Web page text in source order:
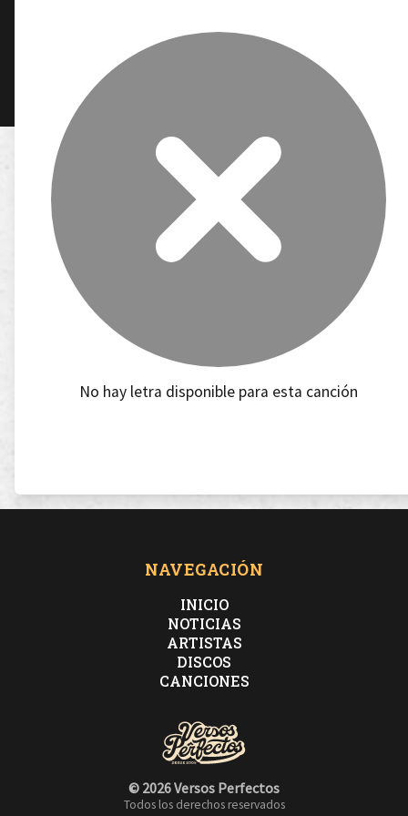
No hay letra disponible para esta canción
NAVEGACIÓN
INICIO
NOTICIAS
ARTISTAS
DISCOS
CANCIONES
© 2026 Versos Perfectos
Todos los derechos reservados